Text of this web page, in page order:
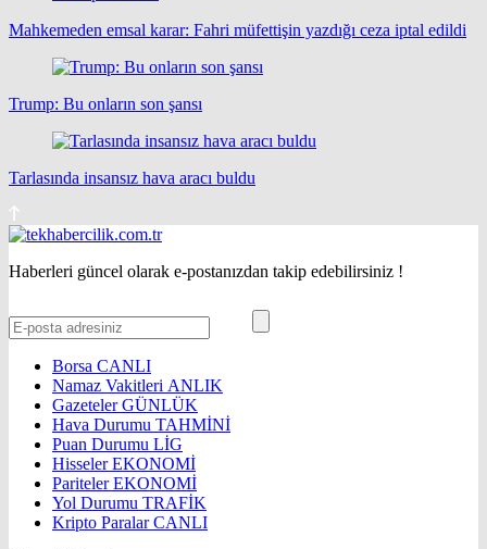
Mahkemeden emsal karar: Fahri müfettişin yazdığı ceza iptal edildi
Trump: Bu onların son şansı
Tarlasında insansız hava aracı buldu
Haberleri güncel olarak e-postanızdan takip edebilirsiniz !
Borsa CANLI
Namaz Vakitleri ANLIK
GazetelerGÜNLÜK
Hava Durumu TAHMİNİ
Puan Durumu LİG
HisselerEKONOMİ
ParitelerEKONOMİ
Yol Durumu TRAFİK
Kripto ParalarCANLI